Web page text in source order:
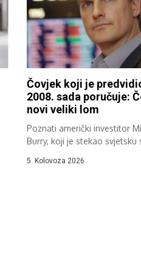
Čovjek koji je
2008. sada poručuje:
novi veliki lom
Poznati američki investitor
Burry, koji je stekao svjetsku
5. Kolovoza 2026.